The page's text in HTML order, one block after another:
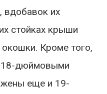
вдобавок их
стойках крыши
Кроме того,
18-дюймовыми
еще и 19-